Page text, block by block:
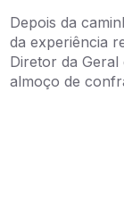
Depois da
da experiência
Diretor da
almoço de